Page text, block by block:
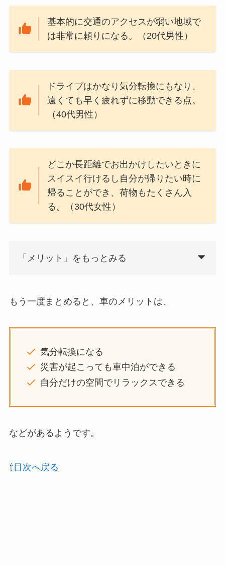
めを使用者に聞いて
みた
敷きパッドだけで寝
るのはどう？代わり
おむつ用ゴミ箱はい
らない？みんなどう
してる？100均で代用
できるか調べてみた
基本的に交通のアクセスが弱い地域で
は非常に頼りになる。（20代男性）
ドライブはかなり気分転換にもなり、
遠くても早く疲れずに移動できる点。
（40代男性）
どこか長距離でお出かけしたいときに
スイスイ行けるし自分が帰りたい時に
帰ることができ、荷物もたくさん入
る。（30代女性）
「メリット」をもっとみる
もう一度まとめると、車のメリットは、
気分転換になる
災害が起こっても車中泊ができる
自分だけの空間でリラックスできる
などがあるようです。
⇧目次へ戻る